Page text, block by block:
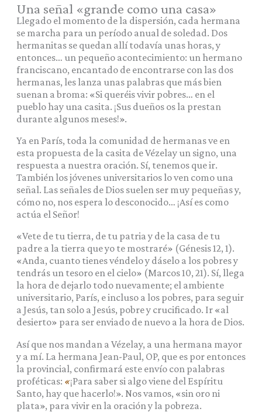
Una señal «grande como una casa»
Llegado el momento de la dispersión, cada hermana
se marcha para un período anual de soledad. Dos
hermanitas se quedan allí todavía unas horas, y
entonces… un pequeño acontecimiento: un hermano
franciscano, encantado de encontrarse con las dos
hermanas, les lanza unas palabras que más bien
suenan a broma: «Si queréis vivir pobres… en el
pueblo hay una casita. ¡Sus dueños os la prestan
durante algunos meses!».
Ya en París, toda la comunidad de hermanas ve en
esta propuesta de la casita de Vézelay un signo, una
respuesta a nuestra oración. Sí, tenemos que ir.
También los jóvenes universitarios lo ven como una
señal. Las señales de Dios suelen ser muy pequeñas y,
cómo no, nos espera lo desconocido… ¡Así es como
actúa el Señor!
«Vete de tu tierra, de tu patria y de la casa de tu
padre a la tierra que yo te mostraré» (Génesis 12, 1).
«Anda, cuanto tienes véndelo y dáselo a los pobres y
tendrás un tesoro en el cielo» (Marcos 10, 21). Sí, llega
la hora de dejarlo todo nuevamente; el ambiente
universitario, París, e incluso a los pobres, para seguir
a Jesús, tan solo a Jesús, pobre y crucificado. Ir «al
desierto» para ser enviado de nuevo a la hora de Dios.
Así que nos mandan a Vézelay, a una hermana mayor
y a mí. La hermana Jean-Paul, OP, que es por entonces
la provincial, confirmará este envío con palabras
proféticas: «¡Para saber si algo viene del Espíritu
Santo, hay que hacerlo!». Nos vamos, «sin oro ni
plata», para vivir en la oración y la pobreza.